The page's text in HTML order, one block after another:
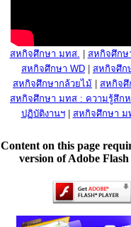
สหกิจศึกษา มทส.
สหกิจศึกษ
สหกิจศึกษา WD
สหกิจศึก
สหกิจศึกษากล้วยไม้
สหกิจศึ
สหกิจศึกษา มทส : ความรู้สึกห
ปฏิบัติงานฯ| สหกิจศึกษา ม
Content on this page
version of Adobe